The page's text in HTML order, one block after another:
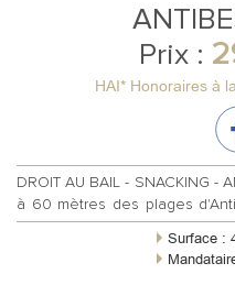
Prix :
HAI* Honoraires à
DROIT AU BAIL - SNACKING -
à 60 mètres des plages
1er. Idéal pour de...
Surface :